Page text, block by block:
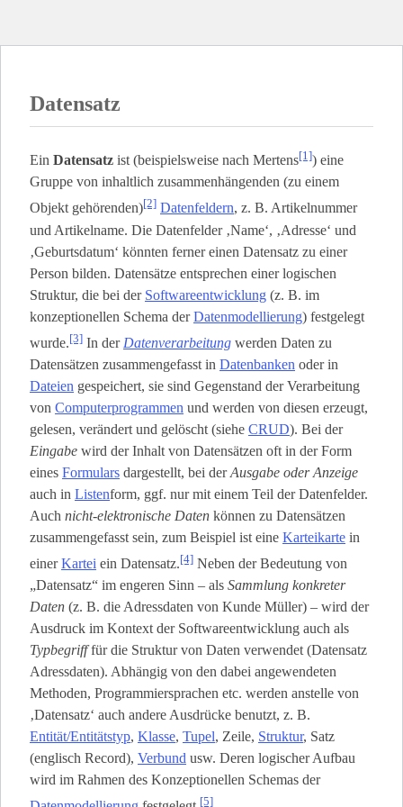
Datensatz
Ein Datensatz ist (beispielsweise nach Mertens[1]) eine
Gruppe von inhaltlich zusammenhängenden (zu einem
Objekt gehörenden)[2] Datenfeldern, z. B. Artikelnummer
und Artikelname. Die Datenfelder ‚Name‘, ‚Adresse‘ und
‚Geburtsdatum‘ könnten ferner einen Datensatz zu einer
Person bilden. Datensätze entsprechen einer logischen
Struktur, die bei der Softwareentwicklung (z. B. im
konzeptionellen Schema derDatenmodellierung) festgelegt
wurde.[3] In der Datenverarbeitung werden Daten zu
Datensätzen zusammengefasst in Datenbanken oder in
Dateien gespeichert, sie sind Gegenstand der Verarbeitung
von Computerprogrammen und werden von diesen erzeugt,
gelesen, verändert und gelöscht (siehe CRUD). Bei der
Eingabe wird der Inhalt von Datensätzen oft in der Form
eines Formulars dargestellt, bei derAusgabe oder Anzeige
auch in Listen­form, ggf. nur mit einem Teil der Datenfelder.
Auch nicht-elektronische Daten können zu Datensätzen
zusammengefasst sein, zum Beispiel ist eine Karteikarte in
einerKartei ein Datensatz.[4] Neben der Bedeutung von
„Datensatz“ im engeren Sinn – als Sammlung konkreter
Daten (z. B. die Adressdaten von Kunde Müller) – wird der
Ausdruck im Kontext der Softwareentwicklung auch als
Typbegrifffür die Struktur von Daten verwendet (Datensatz
Adressdaten). Abhängig von den dabei angewendeten
Methoden, Programmiersprachen etc. werden anstelle von
‚Datensatz‘ auch andere Ausdrücke benutzt, z. B.
Entität/Entitätstyp, Klasse, Tupel, Zeile, Struktur, Satz
(englisch Record), Verbund usw. Deren logischer Aufbau
wird im Rahmen des Konzeptionellen Schemas der
[5]